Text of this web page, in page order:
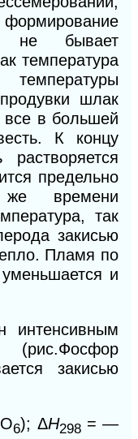
не бывает
температура
шлак
все в большей
К концу
предельно
же времени
так
закисью
Пламя по
и
интенсивным
закисью
О6); ΔН298= —